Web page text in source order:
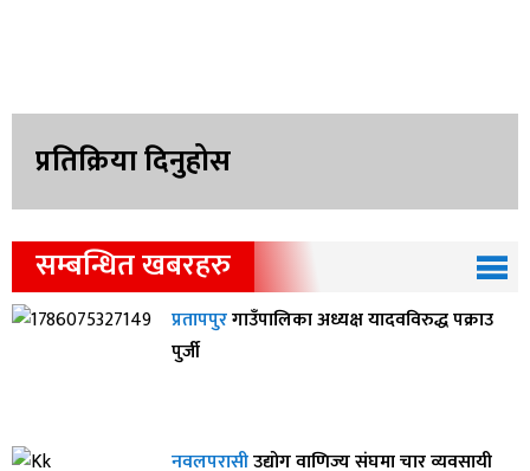
प्रतिक्रिया दिनुहोस
सम्बन्धित खबरहरु
प्रतापपुरगाउँपालिका अध्यक्ष यादवविरुद्ध पक्राउ
पुर्जी
नवलपरासीउद्योग वाणिज्य संघमा चार व्यवसायी